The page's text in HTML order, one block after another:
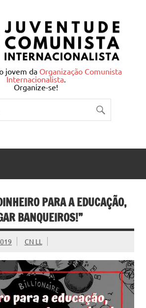
Comunista
Internacionalista
jovem da Organização Comunista
Internacionalista.
Organize-se!
PARA A EDUCAÇÃO,
BANQUEIROS!”
CN LL